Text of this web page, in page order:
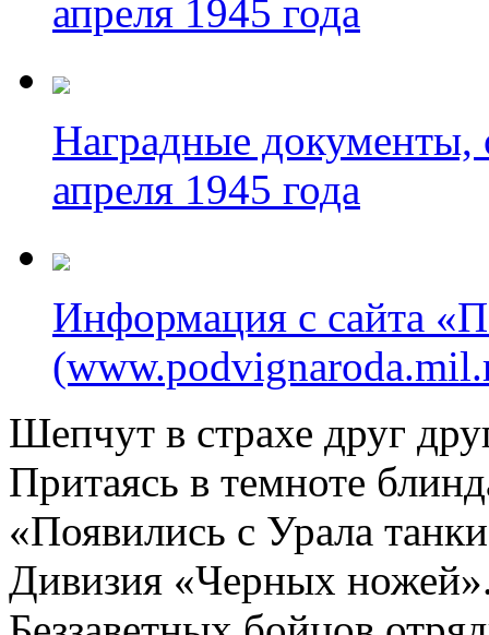
апреля 1945 года
Наградные
апреля 1945 года
Информация с сайта
Шепчут в страхе друг
Притаясь в темноте
«Появились с Урала
Дивизия «Черных